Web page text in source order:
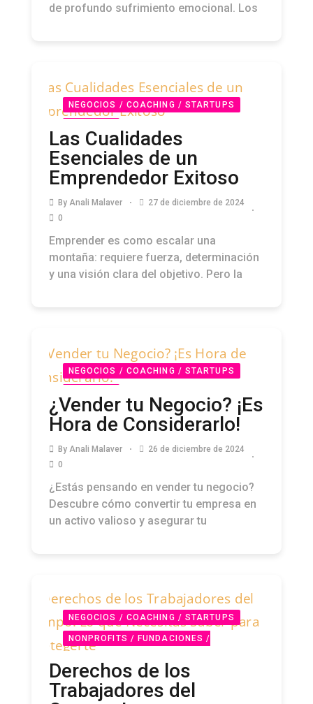
de profundo sufrimiento emocional. Los
NEGOCIOS / COACHING / STARTUPS
Las Cualidades
Esenciales de un
Emprendedor Exitoso
By Anali Malaver
27 de diciembre de 2024
0
Emprender es como escalar una
montaña: requiere fuerza, determinación
y una visión clara del objetivo. Pero la
NEGOCIOS / COACHING / STARTUPS
¿Vender tu Negocio? ¡Es
Hora de Considerarlo!
By Anali Malaver
26 de diciembre de 2024
0
¿Estás pensando en vender tu negocio?
Descubre cómo convertir tu empresa en
un activo valioso y asegurar tu
NEGOCIOS / COACHING / STARTUPS
NONPROFITS / FUNDACIONES /
Derechos de los
Trabajadores del